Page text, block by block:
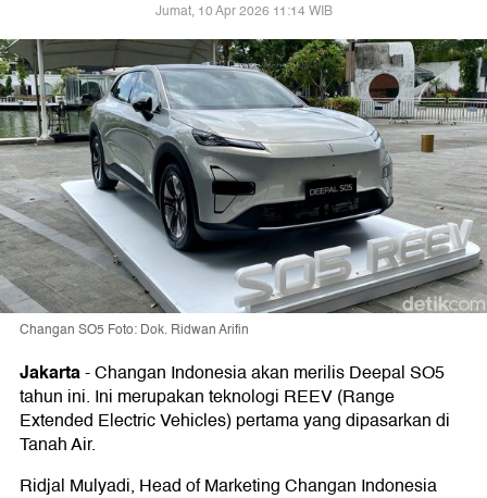
Jumat, 10 Apr 2026 11:14 WIB
Changan SO5 Foto: Dok. Ridwan Arifin
Jakarta-Changan Indonesia akan merilis Deepal SO5
tahun ini. Ini merupakan teknologi REEV (Range
Extended Electric Vehicles) pertama yang dipasarkan di
Tanah Air.
Ridjal Mulyadi, Head of Marketing Changan Indonesia